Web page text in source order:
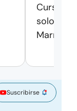
Cursos
solo
Suscribirse